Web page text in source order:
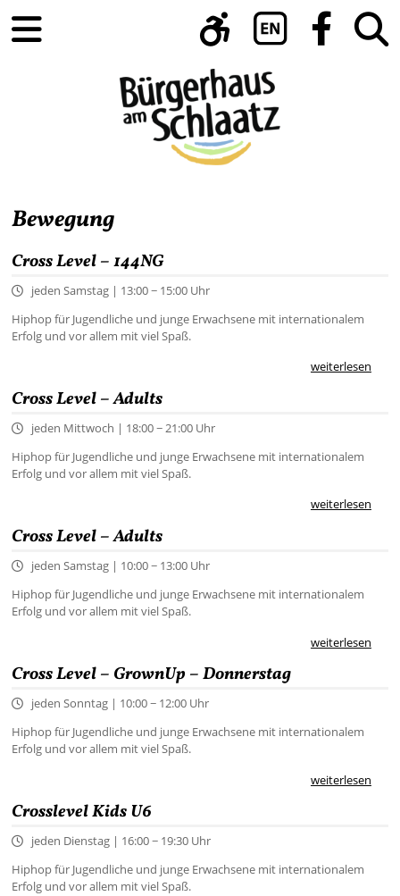
Bewegung
Cross Level – 144NG
jeden Samstag | 13:00 − 15:00 Uhr
Hiphop für Jugendliche und junge Erwachsene mit internationalem
Erfolg und vor allem mit viel Spaß.
weiterlesen
Cross Level – Adults
jeden Mittwoch | 18:00 − 21:00 Uhr
Hiphop für Jugendliche und junge Erwachsene mit internationalem
Erfolg und vor allem mit viel Spaß.
weiterlesen
Cross Level – Adults
jeden Samstag | 10:00 − 13:00 Uhr
Hiphop für Jugendliche und junge Erwachsene mit internationalem
Erfolg und vor allem mit viel Spaß.
weiterlesen
Cross Level – GrownUp – Donnerstag
jeden Sonntag | 10:00 − 12:00 Uhr
Hiphop für Jugendliche und junge Erwachsene mit internationalem
Erfolg und vor allem mit viel Spaß.
weiterlesen
Crosslevel Kids U6
jeden Dienstag | 16:00 − 19:30 Uhr
Hiphop für Jugendliche und junge Erwachsene mit internationalem
Erfolg und vor allem mit viel Spaß.